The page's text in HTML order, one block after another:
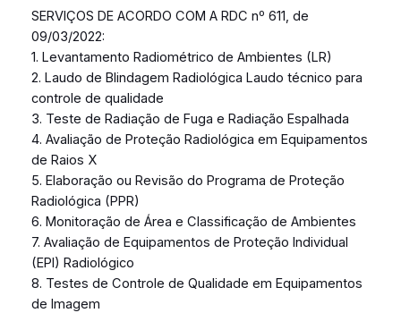
SERVIÇOS DE ACORDO COM A RDC nº 611, de
09/03/2022:
1. Levantamento Radiométrico de Ambientes (LR)
2. Laudo de Blindagem Radiológica Laudo técnico para
controle de qualidade
3. Teste de Radiação de Fuga e Radiação Espalhada
4. Avaliação de Proteção Radiológica em Equipamentos
de Raios X
5. Elaboração ou Revisão do Programa de Proteção
Radiológica (PPR)
6. Monitoração de Área e Classificação de Ambientes
7. Avaliação de Equipamentos de Proteção Individual
(EPI) Radiológico
8. Testes de Controle de Qualidade em Equipamentos
de Imagem